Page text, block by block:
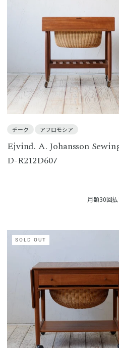
チーク アフロモシア
Ejvind. A. Johansson
D-R212D607
月額30回
SOLD OUT